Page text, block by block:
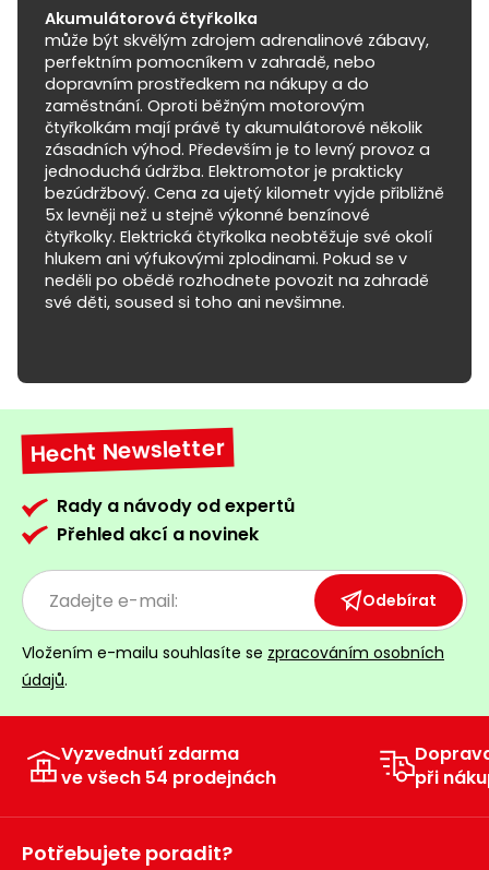
Akumulátorová čtyřkolka
může být skvělým zdrojem adrenalinové zábavy,
perfektním pomocníkem v zahradě, nebo
dopravním prostředkem na nákupy a do
zaměstnání. Oproti běžným motorovým
čtyřkolkám mají právě ty akumulátorové několik
zásadních výhod. Především je to levný provoz a
jednoduchá údržba. Elektromotor je prakticky
bezúdržbový. Cena za ujetý kilometr vyjde přibližně
5x levněji než u stejně výkonné benzínové
čtyřkolky. Elektrická čtyřkolka neobtěžuje své okolí
hlukem ani výfukovými zplodinami. Pokud se v
neděli po obědě rozhodnete povozit na zahradě
své děti, soused si toho ani nevšimne.
Hecht Newsletter
Rady a návody od expertů
Přehled akcí a novinek
Odebírat
Vložením e-mailu souhlasíte se zpracováním osobních
údajů.
Vyzvednutí zdarma
ve všech 54 prodejnách
při
Potřebujete poradit?